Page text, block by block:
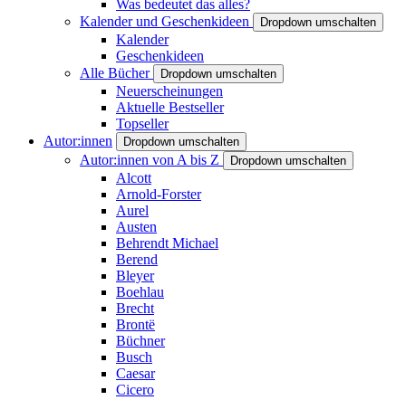
Was bedeutet das alles?
Kalender und Geschenkideen
Dropdown umschalten
Kalender
Geschenkideen
Alle Bücher
Dropdown umschalten
Neuerscheinungen
Aktuelle Bestseller
Topseller
Autor:innen
Dropdown umschalten
Autor:innen von A bis Z Dropdown umschalten
Alcott
Arnold-Forster
Aurel
Austen
Behrendt Michael
Berend
Bleyer
Boehlau
Brecht
Brontë
Büchner
Busch
Caesar
Cicero